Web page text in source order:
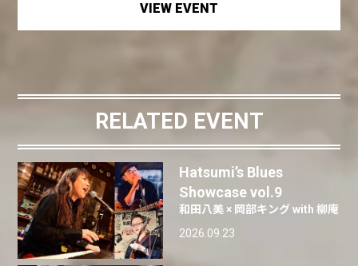
VIEW EVENT
RELATED EVENT
Hatsumi’s Blues
Showcase vol.9
和田八美 × 岡部キング with 柳庵
2026.09.23